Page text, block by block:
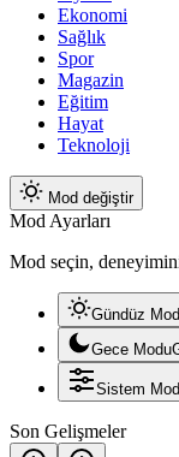
Ekonomi
Sağlık
Spor
Magazin
Eğitim
Hayat
Teknoloji
Mod değiştir
Mod Ayarları
Mod seçin,
Gündüz
Gece Modu
Sistem
Son Gelişmeler